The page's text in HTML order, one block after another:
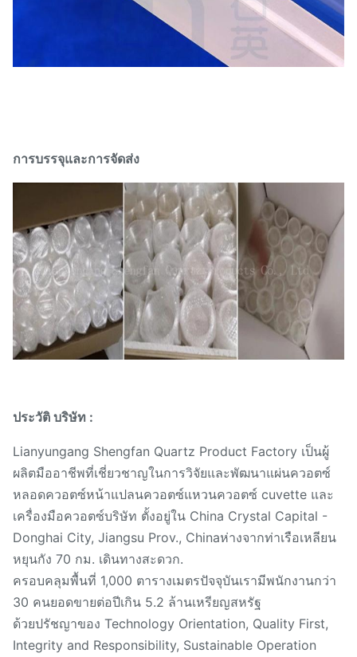
การบรรจุและการจัดส่ง
ประวัติ บริษัท :
Lianyungang Shengfan Quartz Product Factory เป็นผู้
ผลิตมืออาชีพที่เชี่ยวชาญในการวิจัยและพัฒนาแผ่นควอตซ์
หลอดควอตซ์หน้าแปลนควอตซ์แหวนควอตซ์ cuvette และ
เครื่องมือควอตซ์บริษัท ตั้งอยู่ใน China Crystal Capital -
Donghai City, Jiangsu Prov., Chinaห่างจากท่าเรือเหลียน
หยุนกัง 70 กม. เดินทางสะดวก.
ครอบคลุมพื้นที่ 1,000 ตารางเมตรปัจจุบันเรามีพนักงานกว่า
30 คนยอดขายต่อปีเกิน 5.2 ล้านเหรียญสหรัฐ
ด้วยปรัชญาของ Technology Orientation, Quality First,
Integrity and Responsibility, Sustainable Operation